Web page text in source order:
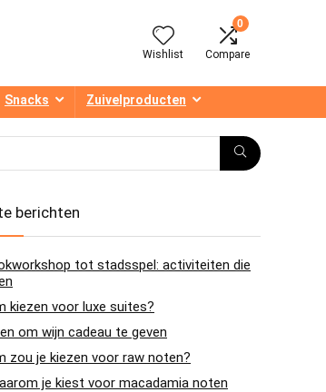
Wishlist
0
Compare
Snacks Zuivelproducten
berichten
tot stadsspel: activiteiten die
kiezen voor luxe suites?
om wijn cadeau te geven
zou je kiezen voor raw noten?
je kiest voor macadamia noten